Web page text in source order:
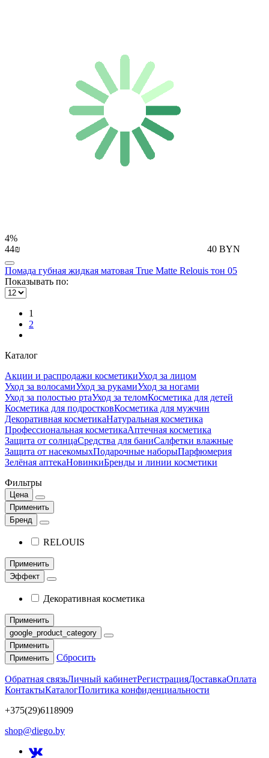
4%
44₪
40 BYN
Помада губная жидкая матовая True Matte Relouis тон 05
Показывать по:
1
2
Каталог
Акции и распродажи косметикиУход за лицом
Уход за волосамиУход за рукамиУход за ногами
Уход за полостью ртаУход за теломКосметика для детей
Косметика для подростковКосметика для мужчин
Декоративная косметикаНатуральная косметика
Профессиональная косметикаАптечная косметика
Защита от солнцаСредства для баниСалфетки влажные
Защита от насекомыхПодарочные наборыПарфюмерия
Зелёная аптекаНовинкиБренды и линии косметики
Фильтры
Цена
Применить
Бренд
RELOUIS
Применить
Эффект
Декоративная косметика
Применить
google_product_category
Применить
Применить
Сбросить
Обратная связьЛичный кабинетРегистрацияДоставкаОплата
КонтактыКаталогПолитика конфиденциальности
+375(29)6118909
shop@diego.by